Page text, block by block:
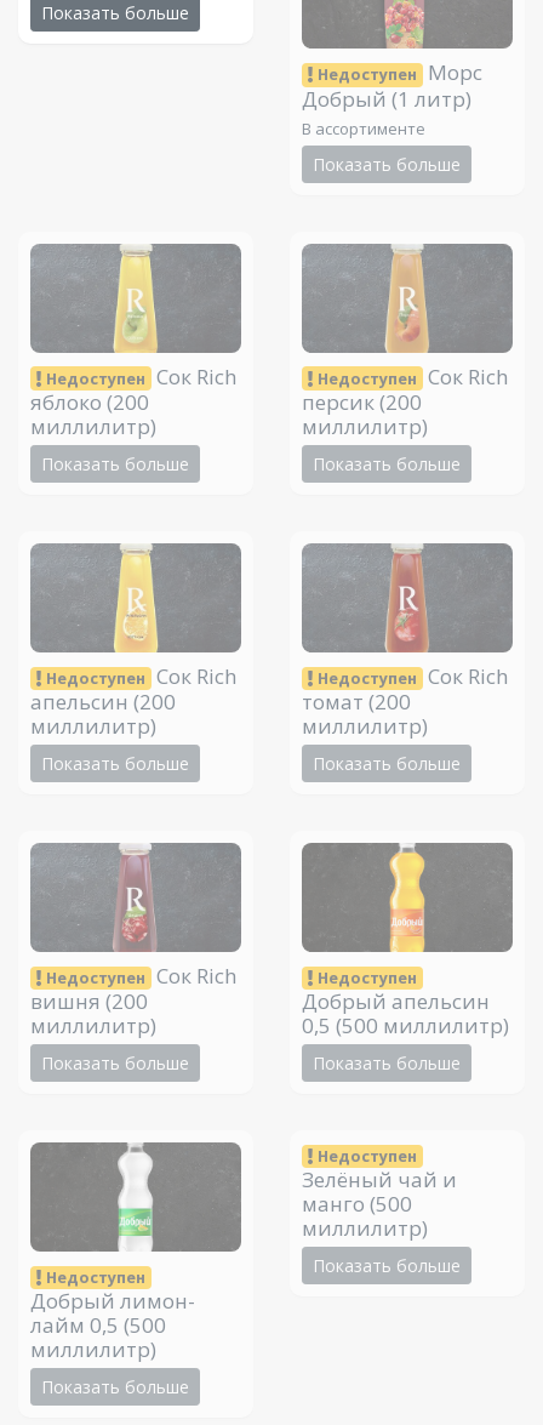
Показать больше
Недоступен
Морс
Добрый (1 литр)
В ассортименте
Показать больше
Недоступен Сок Rich
яблоко (200
миллилитр)
Показать больше
Недоступен Сок Rich
персик(200
миллилитр)
Показать больше
Недоступен Сок Rich
апельсин (200
миллилитр)
Показать больше
Недоступен Сок Rich
томат (200
миллилитр)
Показать больше
Недоступен Сок Rich
вишня (200
миллилитр)
Показать больше
Недоступен
Добрый апельсин
0,5 (500 миллилитр)
Показать больше
Недоступен
Добрый лимон-
лайм 0,5 (500
миллилитр)
Показать больше
Недоступен
Зелёный чай и
манго (500
миллилитр)
Показать больше